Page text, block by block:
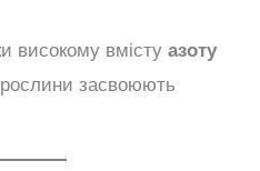
високому вмістуазоту
рослини засвоюють